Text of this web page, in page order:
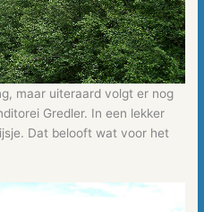
maar uiteraard volgt er nog
Gredler. In een lekker
Dat belooft wat voor het